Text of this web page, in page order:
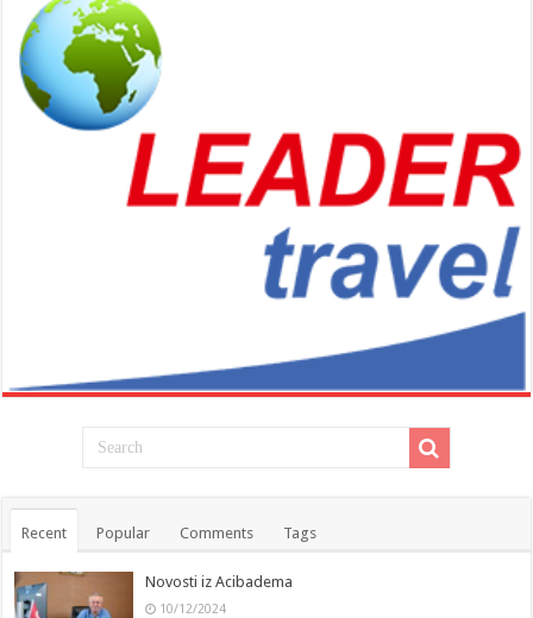
Recent Popular Comments Tags
Novosti iz Acibadema
10/12/2024